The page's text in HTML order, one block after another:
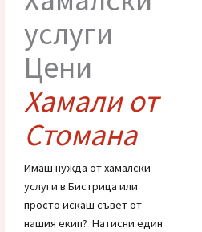
Най-добрата фирма за
хамалски услуги в
Бистрица
Хамалски
услуги
Цени
Хамали от
Стомана